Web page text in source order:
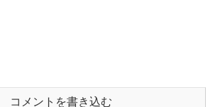
コメントを書き込む